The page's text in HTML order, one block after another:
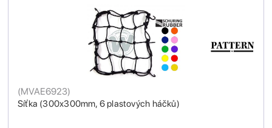
Síťka (300x300mm, 6 plastových háčků)
(MVAE6923)